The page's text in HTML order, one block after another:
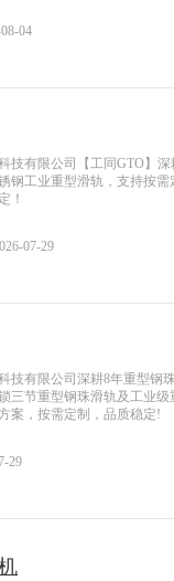
04
技有限公司【工同GTO】
钢工业重型滑轨，支持按
！
07-29
技有限公司深耕8年重型钢
三节重型钢珠滑轨及工业
案，按需定制，品质稳定!
29